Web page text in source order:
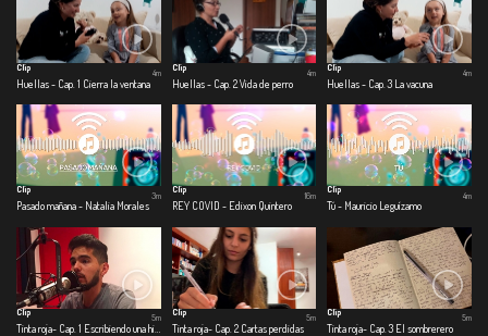
Clip
Huellas - Cap. 1 Cierra la ventana
4m
Clip
Huellas - Cap. 2 Vida de perro
4m
Clip
Huellas - Cap. 3 La vacuna
4m
Clip
Pasado mañana - Natalia Morales
3m
Clip
REY COVID - Edixon Quintero
16m
Clip
Tú - Mauricio Leguízamo
4m
Clip
5m
Clip
Tinta roja- Cap. 2 Cartas perdidas
5m
Clip
Tinta roja- Cap. 3 El sombrerero
5m